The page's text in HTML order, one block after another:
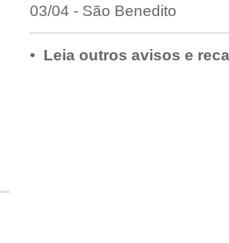
03/04 - São Benedito
• Leia outros avisos e